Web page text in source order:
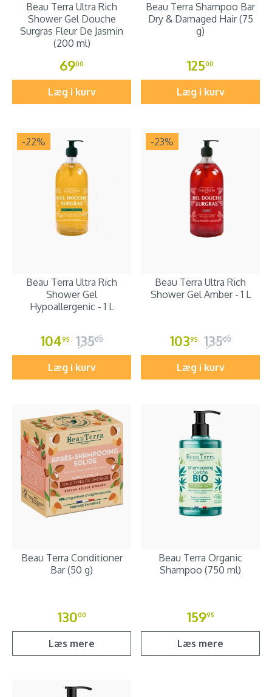
Beau Terra Ultra Rich
Shower Gel Douche
Surgras Fleur De Jasmin
(200 ml)
6900
Læg i kurv
Beau Terra Shampoo Bar
Dry & Damaged Hair (75
g)
12500
Læg i kurv
-22%
Beau Terra Ultra Rich
Shower Gel
Hypoallergenic - 1 L
10495 13500
Læg i kurv
-23%
Beau Terra Ultra Rich
Shower Gel Amber - 1 L
10395 13500
Læg i kurv
Beau Terra Conditioner
Bar (50 g)
13000
Læs mere
Beau Terra Organic
Shampoo (750 ml)
15995
Læs mere